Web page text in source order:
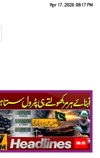
Apr 17, 2026 08:17 PM
08:36